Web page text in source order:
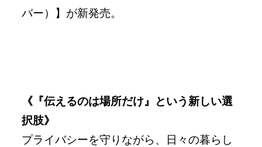
バー）】が新発売。
《『伝えるのは場所だけ』という新しい選
択肢》
プライバシーを守りながら、日々の暮らし